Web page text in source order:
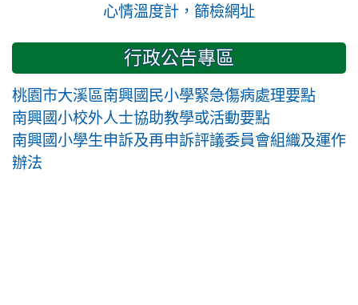
心情溫度計，篩檢網址
行政公告專區
桃園市大溪區南興國民小學緊急傷病處理要點
南興國小校外人士協助教學或活動要點
南興國小學生申訴及再申訴評議委員會組織及運作
辦法